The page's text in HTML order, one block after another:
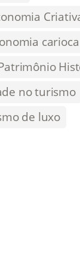
carioca
no turismo
de luxo